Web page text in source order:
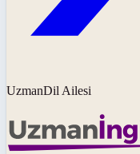
UzmanDil Ailesi